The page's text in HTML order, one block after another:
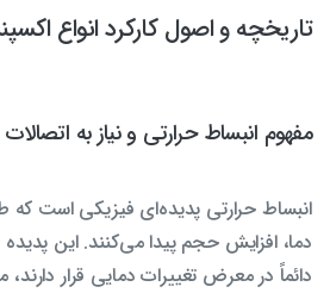
تاریخچه و اصول کارکرد انواع
مفهوم انبساط حرارتی و نیاز به
انبساط حرارتی پدیده‌ای فیزیکی است که
دما، افزایش حجم پیدا می‌کنند. این
دائماً در معرض تغییرات دمایی قرار